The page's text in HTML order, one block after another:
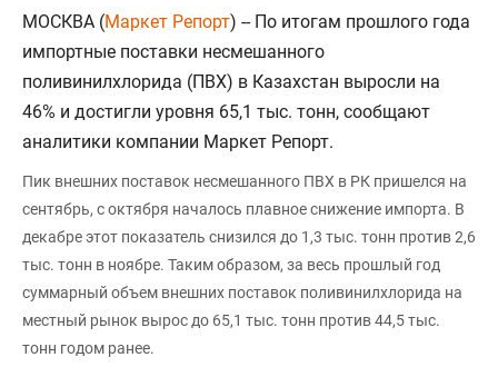
МОСКВА (Маркет Репорт) -- По итогам прошлого года
импортные поставки несмешанного
поливинилхлорида (ПВХ) в Казахстан выросли на
46% и достигли уровня 65,1 тыс. тонн, сообщают
аналитики компании Маркет Репорт.
Пик внешних поставок несмешанного ПВХ в РК пришелся на
сентябрь, с октября началось плавное снижение импорта. В
декабре этот показатель снизился до 1,3 тыс. тонн против 2,6
тыс. тонн в ноябре. Таким образом, за весь прошлый год
суммарный объем внешних поставок поливинилхлорида на
местный рынок вырос до 65,1 тыс. тонн против 44,5 тыс.
тонн годом ранее.